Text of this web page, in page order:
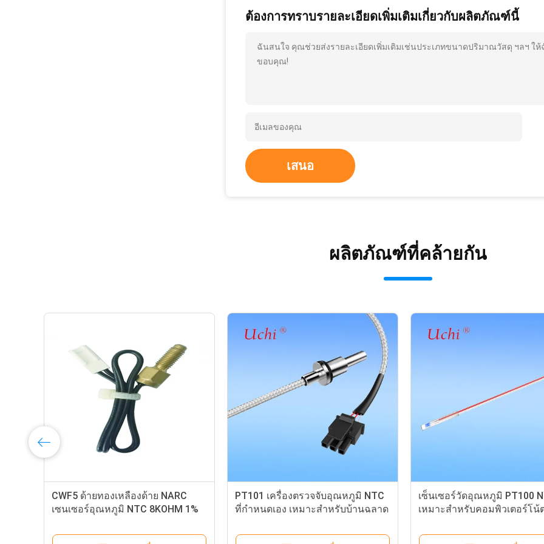
ต้องการทราบรายละเอียดเพิ่มเติมเกี่ยวกับผลิตภัณฑ์นี้
ฉันสนใจ คุณช่วยส่งรายละเอียดเพิ่มเติมเช่นประเภทขนาดปริมาณวัสดุ ฯลฯ ให้
ขอบคุณ!
เสนอ
ผลิตภัณฑ์ที่คล้ายกัน
องเหลืองด้าย NARC
หภูมิ NTC 8KOHM 1%
PT101 เครื่องตรวจจับอุณหภูมิ NTC
ที่กําหนดเอง เหมาะสําหรับบ้านฉลาด
เซ็นเซอร์วัดอุณหภูมิ PT100 NTC
เหมาะสำหรับคอมพิวเตอร์โน้ตบุ๊ก
NTC ที่ปิ